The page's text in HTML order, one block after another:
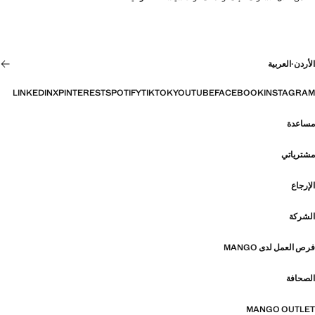
الأردن·العربية
INSTAGRAM
FACEBOOK
YOUTUBE
TIKTOK
SPOTIFY
PINTEREST
X
LINKEDIN
مساعدة
مشترياتي
الإرجاع
الشركة
فرص العمل لدى MANGO
الصحافة
MANGO OUTLET